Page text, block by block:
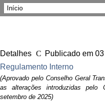
Detalhes Publicado em
Regulamento Interno
(Aprovado pelo Conselho Geral
as alterações introduzidas pelo
setembro de 2025)